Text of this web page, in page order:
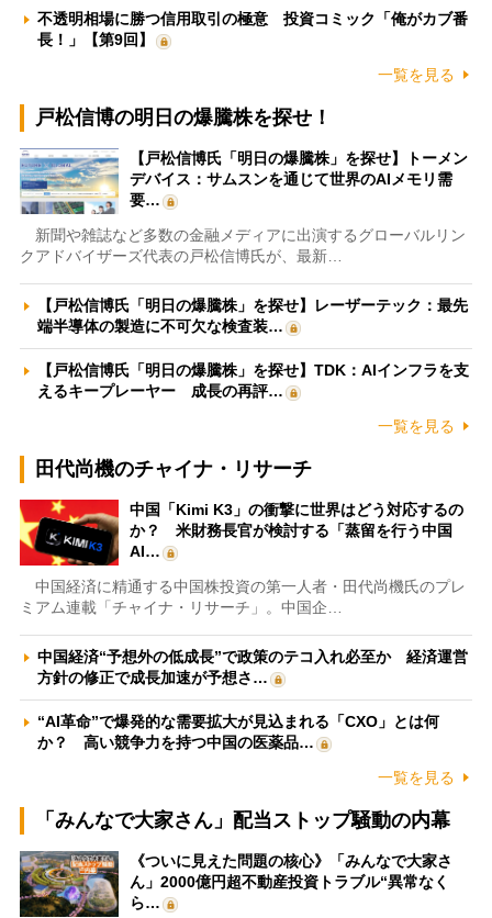
不透明相場に勝つ信用取引の極意 投資コミック「俺がカブ番
長！」【第9回】
一覧を見る
戸松信博の明日の爆騰株を探せ！
【戸松信博氏「明日の爆騰株」を探せ】トーメン
デバイス：サムスンを通じて世界のAIメモリ需
要…
新聞や雑誌など多数の金融メディアに出演するグローバルリン
クアドバイザーズ代表の戸松信博氏が、最新…
【戸松信博氏「明日の爆騰株」を探せ】レーザーテック：最先
端半導体の製造に不可欠な検査装…
【戸松信博氏「明日の爆騰株」を探せ】TDK：AIインフラを支
えるキープレーヤー 成長の再評…
一覧を見る
田代尚機のチャイナ・リサーチ
中国「Kimi K3」の衝撃に世界はどう対応するの
か？ 米財務長官が検討する「蒸留を行う中国
AI…
中国経済に精通する中国株投資の第一人者・田代尚機氏のプレ
ミアム連載「チャイナ・リサーチ」。中国企…
中国経済“予想外の低成長”で政策のテコ入れ必至か 経済運営
方針の修正で成長加速が予想さ…
“AI革命”で爆発的な需要拡大が見込まれる「CXO」とは何
か？ 高い競争力を持つ中国の医薬品…
一覧を見る
「みんなで大家さん」配当ストップ騒動の内幕
《ついに見えた問題の核心》「みんなで大家さ
ん」2000億円超不動産投資トラブル“異常なく
ら…